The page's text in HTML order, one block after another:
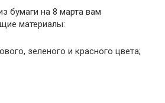
бумаги на 8 марта вам
материалы:
зеленого и красного цвета;